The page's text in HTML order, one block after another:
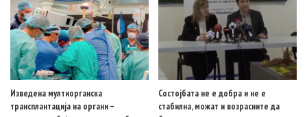
Изведена мултиорганска
трансплантација на органи –
Состојбата не е добра и не е
стабилна, можат и возрасните да